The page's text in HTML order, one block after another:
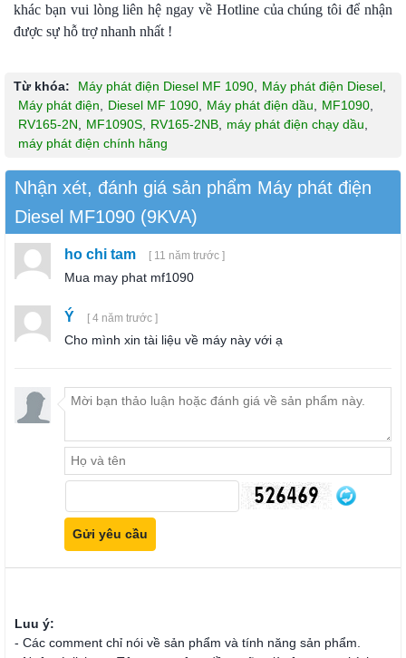
khác bạn vui lòng liên hệ ngay về Hotline của chúng tôi để nhận
được sự hỗ trợ nhanh nhất !
Từ khóa: Máy phát điện Diesel MF 1090 Máy phát điện Diesel
Máy phát điện
Diesel MF 1090 Máy phát điện dầu MF1090
RV165-2N
MF1090S RV165-2NB máy phát điện chạy dầu
máy phát điện chính hãng
Nhận xét, đánh giá sản phẩm Máy phát điện
Diesel MF1090 (9KVA)
ho chi tam [ 11 năm trước ]
Mua may phat mf1090
Ý [ 4 năm trước ]
Cho mình xin tài liệu về máy này với ạ
Luu ý:
- Các comment chỉ nói về sản phẩm và tính năng sản phẩm.